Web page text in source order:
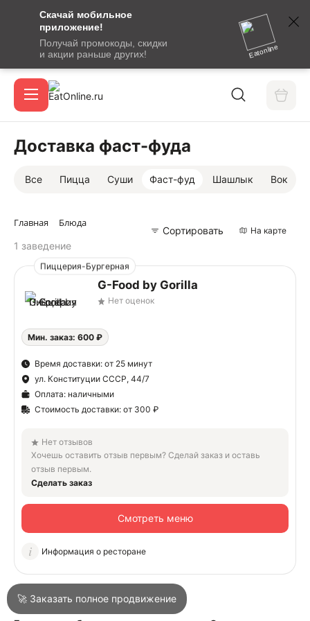
Скачай мобильное
приложение!
Получай промокоды, скидки
и акции раньше других!
Eatonline
сообщение
кодом
подтверждения
Акции
ГородСочи
Доставка фаст-фуда
Все Пицца Суши Фаст-фуд Шашлык Вок
Главная Блюда
1 заведение
Сортировать На карте
Пиццерия-Бургерная
G-Food by Gorilla
Нет оценок
Мин. заказ: 600 ₽
Время доставки: от 25 минут
ул. Конституции СССР, 44/7
Оплата: наличными
Стоимость доставки: от 300 ₽
Нет отзывов
Хочешь оставить отзыв первым? Сделай заказ и оставь
отзыв первым.
Сделать заказ
Смотреть меню
Информация о ресторане
🚀 Заказать полное продвижение